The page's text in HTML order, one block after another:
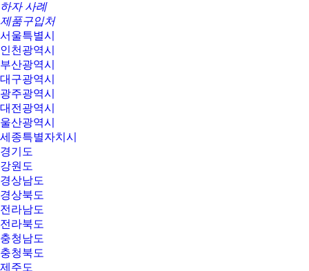
하자 사례
제품구입처
서울특별시
인천광역시
부산광역시
대구광역시
광주광역시
대전광역시
울산광역시
세종특별자치시
경기도
강원도
경상남도
경상북도
전라남도
전라북도
충청남도
충청북도
제주도